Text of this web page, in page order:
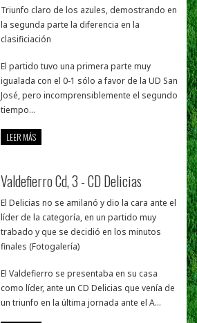
Triunfo claro de los azules, demostrando en
la segunda parte la diferencia en la
clasificiación
El partido tuvo una primera parte muy
igualada con el 0-1 sólo a favor de la UD San
José, pero incomprensiblemente el segundo
tiempo...
LEER MÁS
Valdefierro Cd, 3 - CD Delicias
El Delicias no se amilanó y dio la cara ante el
líder de la categoría, en un partido muy
trabado y que se decidió en los minutos
finales (Fotogalería)
El Valdefierro se presentaba en su casa
como líder, ante un CD Delicias que venía de
un triunfo en la última jornada ante el A...